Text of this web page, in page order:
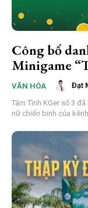
Công bố
Minigame
VĂN HÓA Đạt
Tâm Tình KGer số 3
nữ chiến binh của kênh